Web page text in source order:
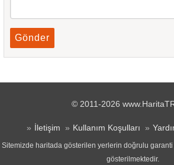
Gönder
© 2011-2026
İletişim Kullanım Koşulları
Sitemizde haritada gösterilen yerlerin doğrulu
gösterilmektedir.